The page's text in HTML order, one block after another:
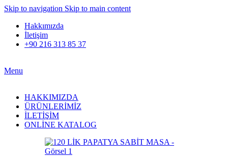
Skip to navigation Skip to main content
Hakkımızda
İletişim
+90 216 313 85 37
Menu
HAKKIMIZDA
ÜRÜNLERİMİZ
İLETİŞİM
ONLİNE KATALOG